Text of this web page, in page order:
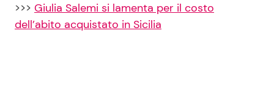
>>> Giulia Salemi si lamenta per il costo
dell’abito acquistato in Sicilia